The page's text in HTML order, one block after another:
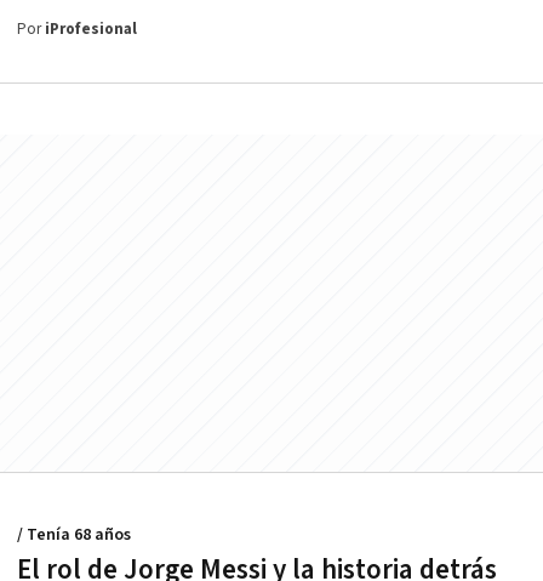
PoriProfesional
El rol de Jorge Messi y la historia detrás
/ Tenía 68 años